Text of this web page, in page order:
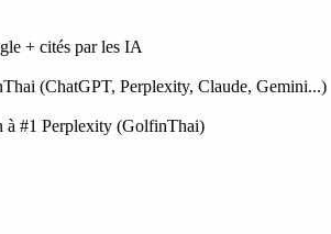
+ cités par les IA
(ChatGPT, Perplexity, Claude, Gemini...)
à #1 Perplexity (GolfinThai)